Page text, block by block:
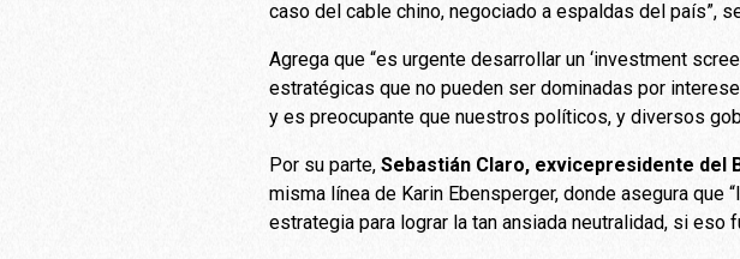
caso del cable chino, negociado a espaldas del país”,
Agrega que “es urgente desarrollar un ‘investment
estratégicas que no pueden ser dominadas por
y es preocupante que nuestros políticos, y diversos
Por su parte, Sebastián Claro, exvicepresidente del
misma línea de Karin Ebensperger, donde asegura
estrategia para lograr la tan ansiada neutralidad, si eso